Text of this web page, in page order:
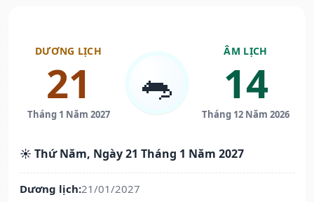
DƯƠNG LỊCH
21
Tháng 1 Năm 2027
🐀
ÂM LỊCH
14
Tháng 12 Năm 2026
☀️ Thứ Năm, Ngày 21 Tháng 1 Năm 2027
Dương lịch:21/01/2027